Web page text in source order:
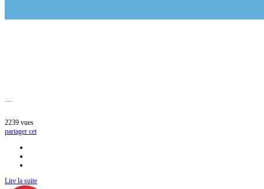
...
2239 vues
partager cet
Lire la suite